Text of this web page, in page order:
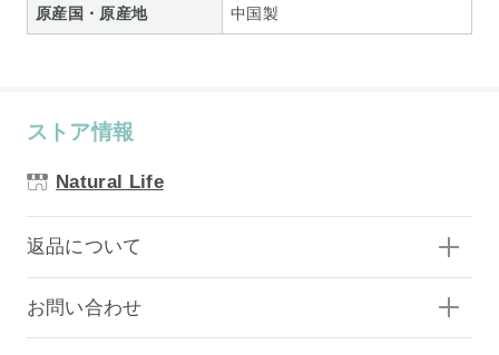
原産国・原産地 中国製
ストア情報
Natural Life
返品について
お問い合わせ